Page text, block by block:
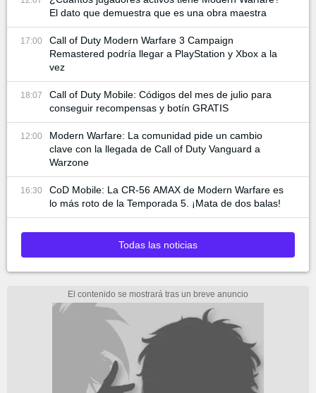
El dato que demuestra que es una obra maestra
17:00
Call of Duty Modern Warfare 3 Campaign
Remastered podría llegar a PlayStation y Xbox a la
vez
18:07
Call of Duty Mobile: Códigos del mes de julio para
conseguir recompensas y botín GRATIS
12:00
Modern Warfare: La comunidad pide un cambio
clave con la llegada de Call of Duty Vanguard a
Warzone
16:30
CoD Mobile: La CR-56 AMAX de Modern Warfare es
lo más roto de la Temporada 5. ¡Mata de dos balas!
Todas las noticias